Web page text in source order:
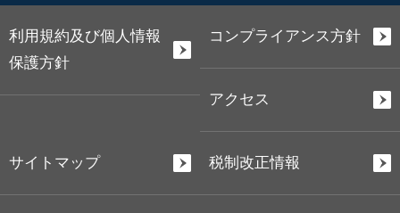
利用規約及び個人情報
保護方針
コンプライアンス方針
アクセス
サイトマップ 税制改正情報